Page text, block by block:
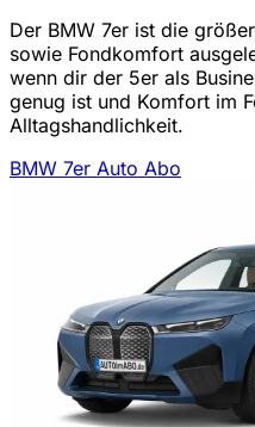
Der BMW 7er ist die
sowie Fondkomfort
wenn dir der 5er als
genug ist und Komfort im
Alltagshandlichkeit.
BMW 7er Auto Abo